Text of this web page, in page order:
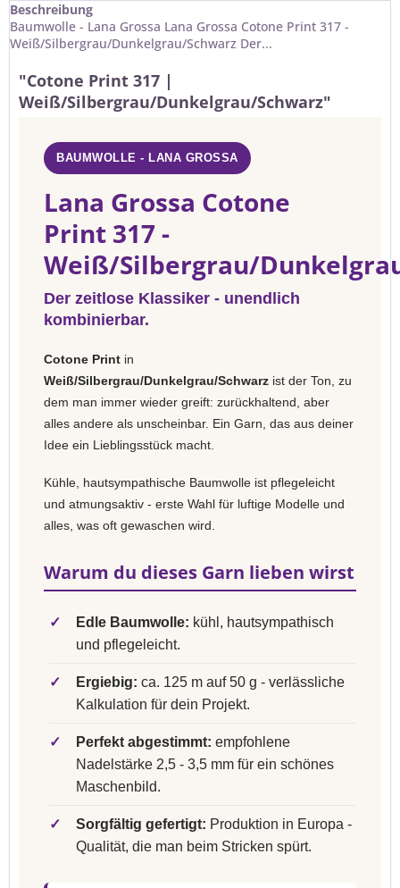
Beschreibung
Baumwolle - Lana Grossa Lana Grossa Cotone Print 317 -
Weiß/Silbergrau/Dunkelgrau/Schwarz Der...
"Cotone Print 317 |
Weiß/Silbergrau/Dunkelgrau/Schwarz"
BAUMWOLLE - LANA GROSSA
Lana Grossa Cotone
Print 317 -
Weiß/Silbergrau/
Der zeitlose Klassiker - unendlich
kombinierbar.
Cotone Print in
Weiß/Silbergrau/Dunkelgrau/Schwarz ist der Ton, zu
dem man immer wieder greift: zurückhaltend, aber
alles andere als unscheinbar. Ein Garn, das aus deiner
Idee ein Lieblingsstück macht.
Kühle, hautsympathische Baumwolle ist pflegeleicht
und atmungsaktiv - erste Wahl für luftige Modelle und
alles, was oft gewaschen wird.
Warum du dieses Garn lieben wirst
✓ Edle Baumwolle: kühl, hautsympathisch
und pflegeleicht.
✓ Ergiebig: ca. 125 m auf 50 g - verlässliche
Kalkulation für dein Projekt.
✓ Perfekt abgestimmt: empfohlene
Nadelstärke 2,5 - 3,5 mm für ein schönes
Maschenbild.
✓ Sorgfältig gefertigt: Produktion in Europa -
Qualität, die man beim Stricken spürt.